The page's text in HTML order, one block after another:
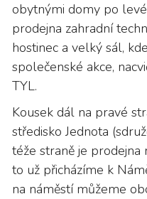
obytnými domy po
prodejna zahradní
hostinec a velký sál,
společenské akce,
TYL.
Kousek dál na pravé
středisko Jednota
téže straně je prodejna
to už přicházíme k
na náměstí můžeme